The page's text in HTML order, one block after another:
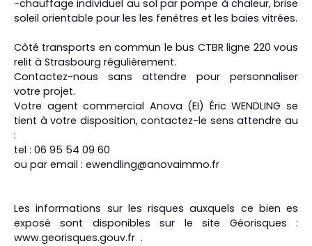
-chauffage individuel au sol par pompe à chaleur, brise
soleil orientable pour les les fenêtres et les baies vitrées.
Côté transports en commun le bus CTBR ligne 220 vous
relit à Strasbourg régulièrement.
Contactez-nous sans attendre pour personnaliser
votre projet.
Votre agent commercial Anova (EI) Éric WENDLING se
tient à votre disposition, contactez-le sens attendre au
:
tel : 06 95 54 09 60
ou par email : ewendling@anovaimmo.fr
Les informations sur les risques auxquels ce bien es
exposé sont disponibles sur le site Géorisques :
www.georisques.gouv.fr .